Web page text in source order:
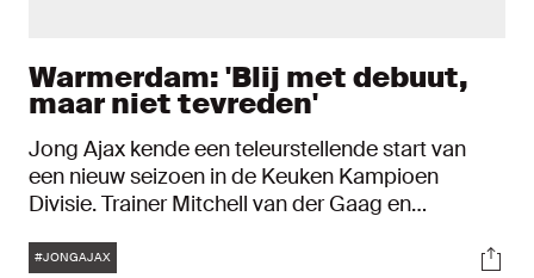
Warmerdam: 'Blij met debuut,
maar niet tevreden'
Jong Ajax kende een teleurstellende start van
een nieuw seizoen in de Keuken Kampioen
Divisie. Trainer Mitchell van der Gaag en
reactie(s) op de nederlaag tegen Roda JC (0-4).
Tags
#JONGAJAX